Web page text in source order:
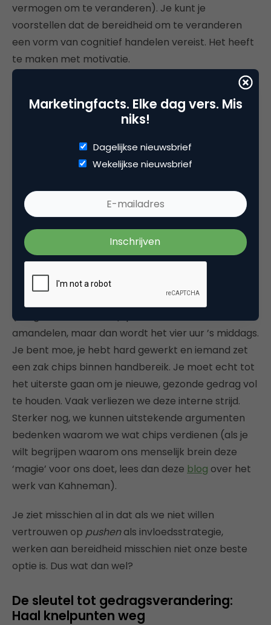
vermogen om te veranderen). Je kunt je
voorstellen dat de bereidheid om te veranderen
een vorm van cognitief handelen vereist. Het heeft
te maken met motivatie.
Het kan echter behoorlijk ontmoedigend zijn voor
ons mensen om gemotiveerd te blijven om dingen
voor een langere periode te doen. Wanneer we ons
in onzekere situaties bevinden en nieuwe dingen
(dus ook nieuw gedrag) onzeker maken. Zoals we
eerder hebben besproken, vinden we de status-
quo vaak goed, ook al is deze niet optimaal.
We overschatten vaak wat we hebben.
Misschien heb je ooit zelf zo’nmotivation wave
meegemaakt. Laten we zeggen dat je echt de hele
dag gezond wilde eten. Je deed het prima bij het
ontbijt (smoothie), deed het bij de lunch
(zelfgemaakte salade), pikte tussendoor wat
amandelen, maar dan wordt het vier uur ’s middags.
Je bent moe, je hebt hard gewerkt en iemand zet
een zak chips binnen handbereik. Je moet echt tot
het uiterste gaan om je nieuwe, gezonde gedrag vol
te houden. Vaak verliezen we deze interne strijd.
Sterker nog, we kunnen uitstekende argumenten
bedenken waarom we wat chips verdienen (als je
wilt begrijpen waarom ons menselijk brein deze
‘magie’ voor ons doet, lees dan deze blog over het
werk van Kahneman).
Je ziet misschien al in dat als we niet willen
vertrouwen op pushenals invloedsstrategie,
werken aan bereidheid misschien niet onze beste
optie is. Dus wat dan wel?
De sleutel tot gedragsverandering:
Haal knelpunten weg
Marketingfacts. Elke dag vers. Mis
niks!
Dagelijkse nieuwsbrief
Wekelijkse nieuwsbrief